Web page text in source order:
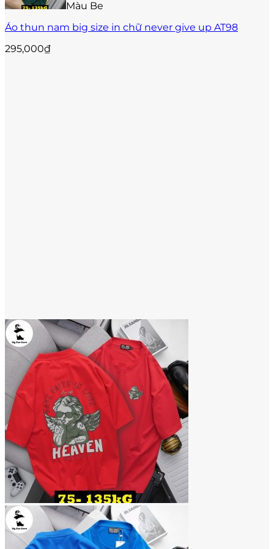
Màu Be
Áo thun nam big size in chữ never give up AT98
295,000₫